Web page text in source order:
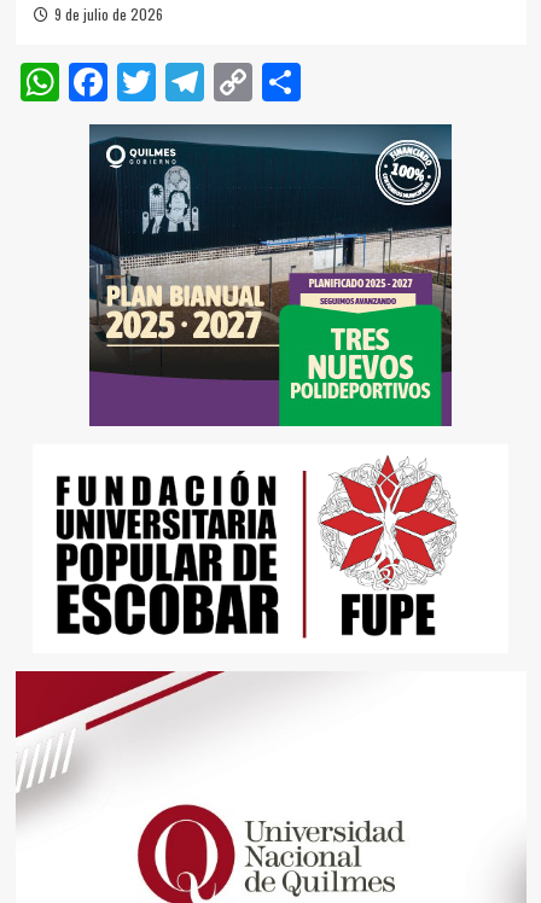
9 de julio de 2026
WhatsApp
Facebook
Twitter
Telegram
Copy
Link
Compartir